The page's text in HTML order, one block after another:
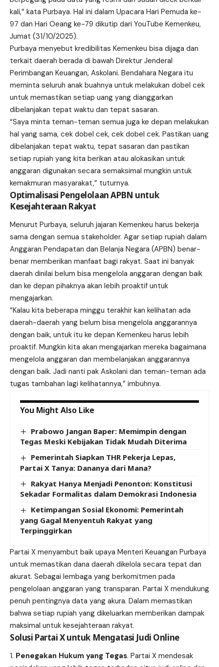
kali,” kata Purbaya. Hal ini dalam Upacara Hari Pemuda ke-
97 dan Hari Oeang ke-79 dikutip dari YouTube Kemenkeu,
Jumat (31/10/2025).
Purbaya menyebut kredibilitas Kemenkeu bisa dijaga dan
terkait daerah berada di bawah Direktur Jenderal
Perimbangan Keuangan, Askolani. Bendahara Negara itu
meminta seluruh anak buahnya untuk melakukan dobel cek
untuk memastikan setiap uang yang dianggarkan
dibelanjakan tepat waktu dan tepat sasaran.
“Saya minta teman-teman semua juga ke depan melakukan
hal yang sama, cek dobel cek, cek dobel cek. Pastikan uang
dibelanjakan tepat waktu, tepat sasaran dan pastikan
setiap rupiah yang kita berikan atau alokasikan untuk
anggaran digunakan secara semaksimal mungkin untuk
kemakmuran masyarakat,” tuturnya.
Optimalisasi Pengelolaan APBN untuk
Kesejahteraan Rakyat
Menurut Purbaya, seluruh jajaran Kemenkeu harus bekerja
sama dengan semua stakeholder. Agar setiap rupiah dalam
Anggaran Pendapatan dan Belanja Negara (APBN) benar-
benar memberikan manfaat bagi rakyat. Saat ini banyak
daerah dinilai belum bisa mengelola anggaran dengan baik
dan ke depan pihaknya akan lebih proaktif untuk
mengajarkan.
“Kalau kita beberapa minggu terakhir kan kelihatan ada
daerah-daerah yang belum bisa mengelola anggarannya
dengan baik, untuk itu ke depan Kemenkeu harus lebih
proaktif. Mungkin kita akan mengajarkan mereka bagaimana
mengelola anggaran dan membelanjakan anggarannya
dengan baik. Jadi nanti pak Askolani dan teman-teman ada
tugas tambahan lagi kelihatannya,” imbuhnya.
You Might Also Like
Prabowo Jangan Baper: Memimpin dengan
Tegas Meski Kebijakan Tidak Mudah Diterima
Pemerintah Siapkan THR Pekerja Lepas,
Partai X Tanya: Dananya dari Mana?
Rakyat Hanya Menjadi Penonton: Konstitusi
Sekadar Formalitas dalam Demokrasi Indonesia
Ketimpangan Sosial Ekonomi: Pemerintah
yang Gagal Menyentuh Rakyat yang
Terpinggirkan
Partai X menyambut baik upaya Menteri Keuangan Purbaya
untuk memastikan dana daerah dikelola secara tepat dan
akurat. Sebagai lembaga yang berkomitmen pada
pengelolaan anggaran yang transparan. Partai X mendukung
penuh pentingnya data yang akura. Dalam memastikan
bahwa setiap rupiah yang dikeluarkan memberikan dampak
maksimal untuk kesejahteraan rakyat.
Solusi Partai X untuk Mengatasi Judi Online
Penegakan Hukum yang Tegas. Partai X mendesak